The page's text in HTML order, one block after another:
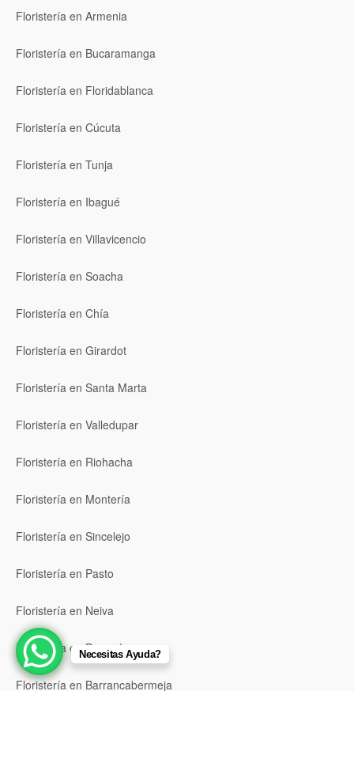
Floristería en Armenia
Floristería en Bucaramanga
Floristería en Floridablanca
Floristería en Cúcuta
Floristería en Tunja
Floristería en Ibagué
Floristería en Villavicencio
Floristería en Soacha
Floristería en Chía
Floristería en Girardot
Floristería en Santa Marta
Floristería en Valledupar
Floristería en Riohacha
Floristería en Montería
Floristería en Sincelejo
Floristería en Pasto
Floristería en Neiva
Floristería en Popayán
Floristería en Barrancabermeja
Necesitas Ayuda?